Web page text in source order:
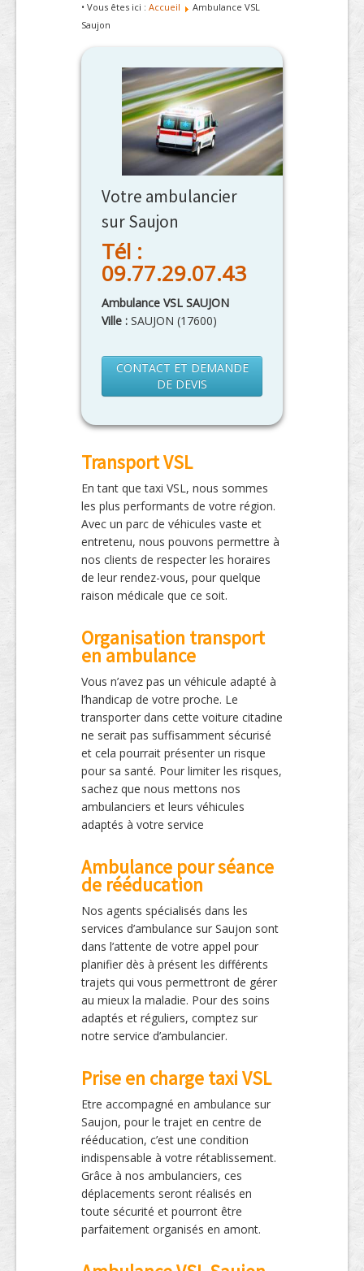
• Vous êtes ici : Accueil
Ambulance VSL
Saujon
Votre ambulancier
sur Saujon
Tél :
09.77.29.07.43
Ambulance VSL SAUJON
Ville : SAUJON (17600)
CONTACT ET DEMANDE
DE DEVIS
Transport VSL
En tant que taxi VSL, nous sommes
les plus performants de votre région.
Avec un parc de véhicules vaste et
entretenu, nous pouvons permettre à
nos clients de respecter les horaires
de leur rendez-vous, pour quelque
raison médicale que ce soit.
Organisation transport
en ambulance
Vous n’avez pas un véhicule adapté à
l’handicap de votre proche. Le
transporter dans cette voiture citadine
ne serait pas suffisamment sécurisé
et cela pourrait présenter un risque
pour sa santé. Pour limiter les risques,
sachez que nous mettons nos
ambulanciers et leurs véhicules
adaptés à votre service
Ambulance pour séance
de rééducation
Nos agents spécialisés dans les
services d’ambulance sur Saujon sont
dans l’attente de votre appel pour
planifier dès à présent les différents
trajets qui vous permettront de gérer
au mieux la maladie. Pour des soins
adaptés et réguliers, comptez sur
notre service d’ambulancier.
Prise en charge taxi VSL
Etre accompagné en ambulance sur
Saujon, pour le trajet en centre de
rééducation, c’est une condition
indispensable à votre rétablissement.
Grâce à nos ambulanciers, ces
déplacements seront réalisés en
toute sécurité et pourront être
parfaitement organisés en amont.